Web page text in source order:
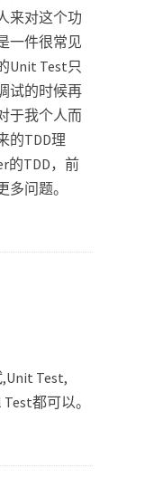
来对这个功
一件很常见
Unit Test只
试的时候再
于我个人而
的TDD理
的TDD，前
问题。
Test,
都可以。